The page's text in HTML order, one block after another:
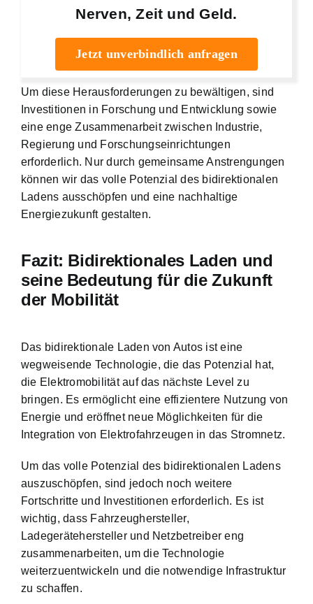
Nerven, Zeit und Geld.
Jetzt unverbindlich anfragen
Um diese Herausforderungen zu bewältigen, sind
Investitionen in Forschung und Entwicklung sowie
eine enge Zusammenarbeit zwischen Industrie,
Regierung und Forschungseinrichtungen
erforderlich. Nur durch gemeinsame Anstrengungen
können wir das volle Potenzial des bidirektionalen
Ladens ausschöpfen und eine nachhaltige
Energiezukunft gestalten.
Fazit: Bidirektionales Laden und
seine Bedeutung für die Zukunft
der Mobilität
Das bidirektionale Laden von Autos ist eine
wegweisende Technologie, die das Potenzial hat,
die Elektromobilität auf das nächste Level zu
bringen. Es ermöglicht eine effizientere Nutzung von
Energie und eröffnet neue Möglichkeiten für die
Integration von Elektrofahrzeugen in das Stromnetz.
Um das volle Potenzial des bidirektionalen Ladens
auszuschöpfen, sind jedoch noch weitere
Fortschritte und Investitionen erforderlich. Es ist
wichtig, dass Fahrzeughersteller,
Ladegerätehersteller und Netzbetreiber eng
zusammenarbeiten, um die Technologie
weiterzuentwickeln und die notwendige Infrastruktur
zu schaffen.